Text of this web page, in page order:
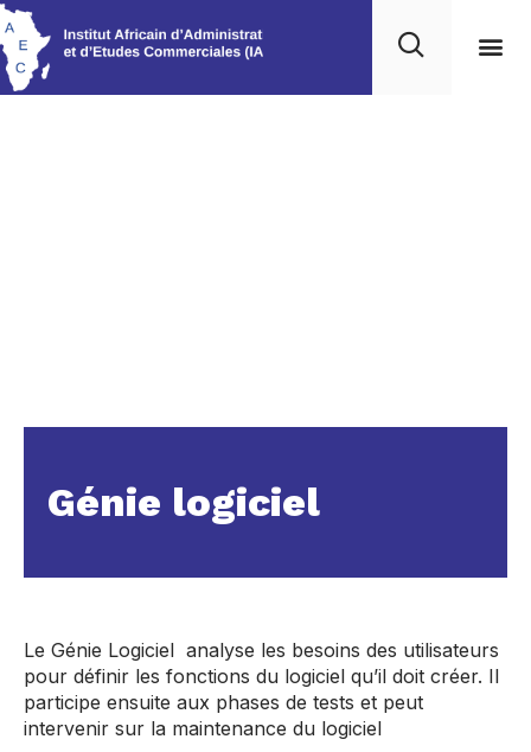
Génie logiciel
Le Génie Logiciel analyse les besoins des utilisateurs
pour définir les fonctions du logiciel qu’il doit créer. Il
participe ensuite aux phases de tests et peut
intervenir sur la maintenance du logiciel